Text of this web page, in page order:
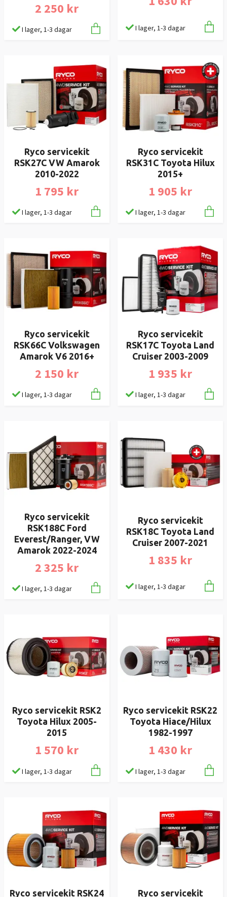
2 250 kr
I lager, 1-3 dagar I lager, 1-3 dagar
Ryco servicekit
RSK27C VW Amarok
2010-2022
1 795 kr
I lager, 1-3 dagar
Ryco servicekit
RSK31C Toyota Hilux
2015+
1 905 kr
I lager, 1-3 dagar
Ryco servicekit
RSK66C Volkswagen
Amarok V6 2016+
2 150 kr
I lager, 1-3 dagar
Ryco servicekit
RSK17C Toyota Land
Cruiser 2003-2009
1 935 kr
I lager, 1-3 dagar
Ryco servicekit
RSK188C Ford
Everest/Ranger, VW
Amarok 2022-2024
2 325 kr
I lager, 1-3 dagar
Ryco servicekit
RSK18C Toyota Land
Cruiser 2007-2021
1 835 kr
I lager, 1-3 dagar
Ryco servicekit RSK2
Toyota Hilux 2005-
2015
1 570 kr
I lager, 1-3 dagar
Ryco servicekit RSK22
Toyota Hiace/Hilux
1982-1997
1 430 kr
I lager, 1-3 dagar
Ryco servicekit RSK24
Ryco servicekit